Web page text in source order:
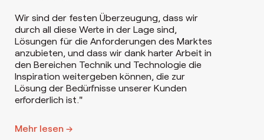
Wir sind der festen Überzeugung, dass wir
durch all diese Werte in der Lage sind,
Lösungen für die Anforderungen des Marktes
anzubieten, und dass wir dank harter Arbeit in
den Bereichen Technik und Technologie die
Inspiration weitergeben können, die zur
Lösung der Bedürfnisse unserer Kunden
erforderlich ist."
Mehr lesen →